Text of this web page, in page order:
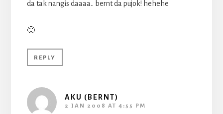
da tak nangis daaaa.. bernt da pujok! hehehe
🙂
REPLY
AKU (BERNT)
2 JAN 2008 AT 4:55 PM